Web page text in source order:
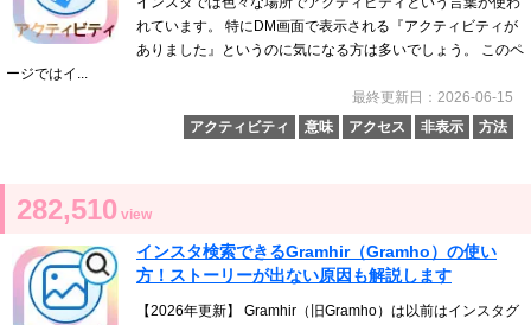
れています。 特にDM画面で表示される『アクティビティが
ありました』というのに気になる方は多いでしょう。 このペ
ージではイ...
最終更新日：2026-06-15
アクティビティ
意味 アクセス 非表示 方法
282,510 view
インスタ検索できるGramhir（Gramho）の使い
方！ストーリーが出ない原因も解説します
【2026年更新】 Gramhir（旧Gramho）は以前はインスタグ